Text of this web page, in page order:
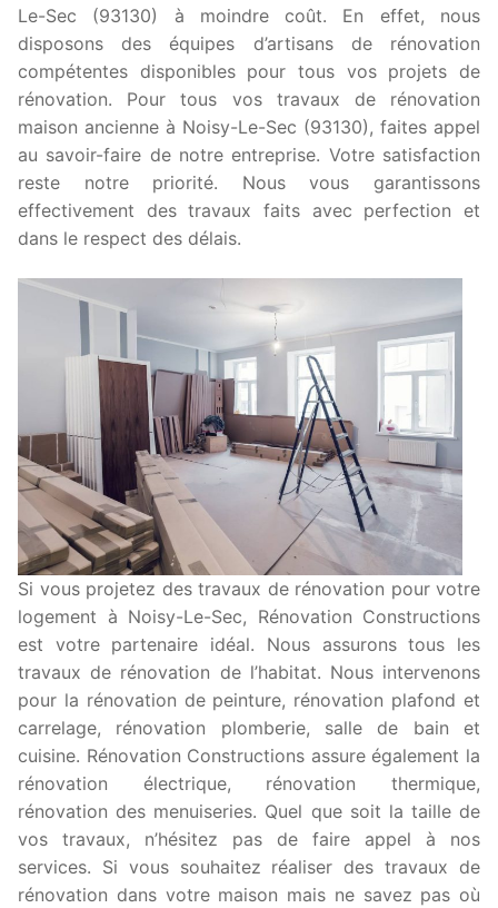
Le-Sec (93130) à moindre coût. En effet, nous
disposons des équipes d’artisans de rénovation
compétentes disponibles pour tous vos projets de
rénovation. Pour tous vos travaux de rénovation
maison ancienne à Noisy-Le-Sec (93130), faites appel
au savoir-faire de notre entreprise. Votre satisfaction
reste notre priorité. Nous vous garantissons
effectivement des travaux faits avec perfection et
dans le respect des délais.
Si vous projetez des travaux de rénovation pour votre
logement à Noisy-Le-Sec, Rénovation Constructions
est votre partenaire idéal. Nous assurons tous les
travaux de rénovation de l’habitat. Nous intervenons
pour la rénovation de peinture, rénovation plafond et
carrelage, rénovation plomberie, salle de bain et
cuisine. Rénovation Constructions assure également la
rénovation électrique, rénovation thermique,
rénovation des menuiseries. Quel que soit la taille de
vos travaux, n’hésitez pas de faire appel à nos
services. Si vous souhaitez réaliser des travaux de
rénovation dans votre maison mais ne savez pas où